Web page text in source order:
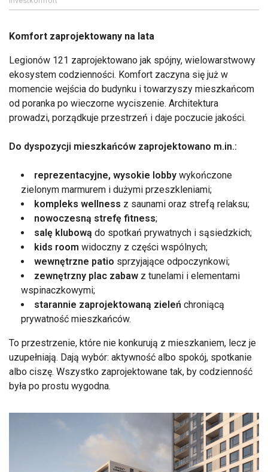
Komfort zaprojektowany na lata
Legionów 121 zaprojektowano jak spójny, wielowarstwowy
ekosystem codzienności. Komfort zaczyna się już w
momencie wejścia do budynku i towarzyszy mieszkańcom
od poranka po wieczorne wyciszenie. Architektura
prowadzi, porządkuje przestrzeń i daje poczucie jakości.
Do dyspozycji mieszkańców zaprojektowano m.in.:
reprezentacyjne, wysokie lobby wykończone
zielonym marmurem i dużymi przeszkleniami;
kompleks wellness z saunami oraz strefą relaksu;
nowoczesną strefę fitness;
salę klubową do spotkań prywatnych i sąsiedzkich;
kids room widoczny z części wspólnych;
wewnętrzne patio sprzyjające odpoczynkowi;
zewnętrzny plac zabaw z tunelami i elementami
wspinaczkowymi;
starannie zaprojektowaną zieleń chroniącą
prywatność mieszkańców.
To przestrzenie, które nie konkurują z mieszkaniem, lecz je
uzupełniają. Dają wybór: aktywność albo spokój, spotkanie
albo ciszę. Wszystko zaprojektowane tak, by codzienność
była po prostu wygodna.